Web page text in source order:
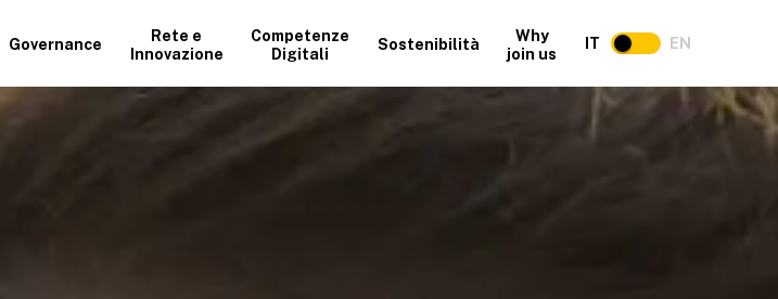
Governance
Rete e
Innovazione
Competenze
Digitali
Sostenibilità
Why
join us
IT EN